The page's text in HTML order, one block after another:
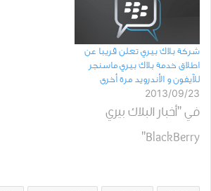
شركة بلاك بيري تعلن قريبا عن
اطلاق خدمة بلاك بيري ماسنجر
للآيفون و الأندرويد مرة أخرى
2013/09/23
في "أخبار البلاك بيري
BlackBerry"